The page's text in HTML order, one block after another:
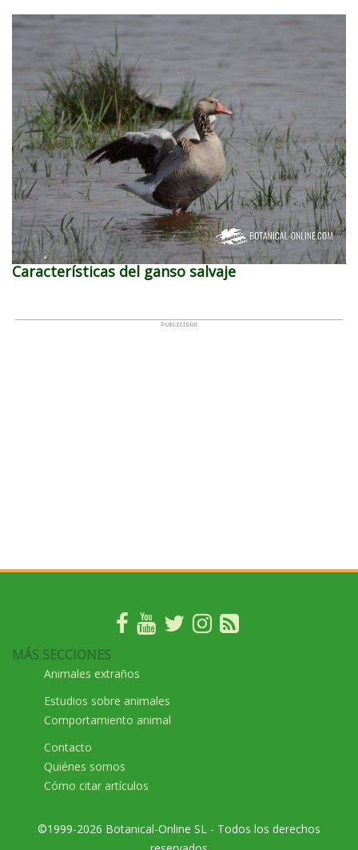
Características del ganso salvaje
MÁS SECCIONES
Animales extraños
Estudios sobre animales
Comportamiento animal
Contacto
Quiénes somos
Cómo citar artículos
©1999-2026 Botanical-Online SL - Todos los derechos